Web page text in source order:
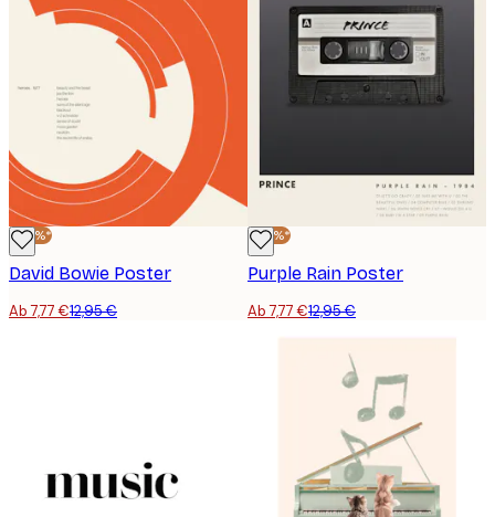
-40%*
David Bowie Poster
Ab 7,77 €12,95 €
-40%*
Purple Rain Poster
Ab 7,77 €12,95 €